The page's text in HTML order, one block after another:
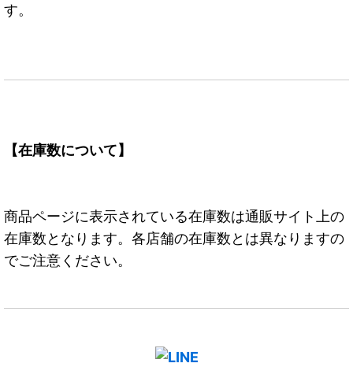
す。
【在庫数について】
商品ページに表示されている在庫数は通販サイト上の
在庫数となります。各店舗の在庫数とは異なりますの
でご注意ください。